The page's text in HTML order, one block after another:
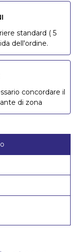
standard ( 5
dell'ordine.
concordare il
di zona